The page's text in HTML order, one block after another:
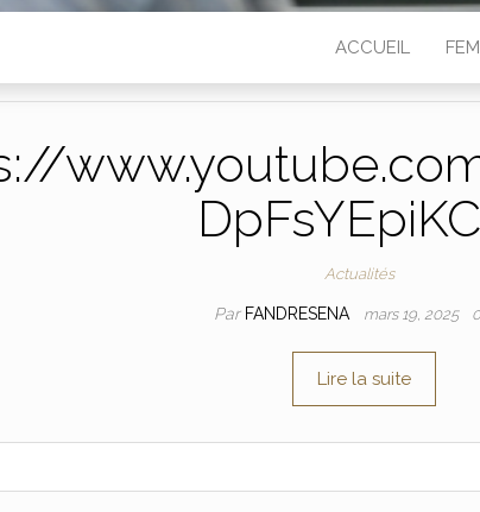
ACCUEIL
Actualités
Par FANDRESENA mars 19, 2025
Lire la suite